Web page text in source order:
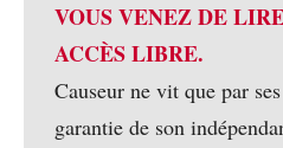
VOUS VENEZ DE
ACCÈS LIBRE.
Causeur ne vit que par
garantie de son